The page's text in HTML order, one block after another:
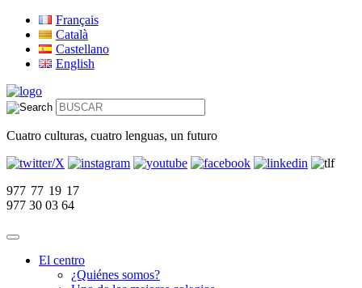
Français
Català
Castellano
English
Cuatro culturas, cuatro lenguas, un futuro
977 77 19 17
977 30 03 64
El centro
¿Quiénes somos?